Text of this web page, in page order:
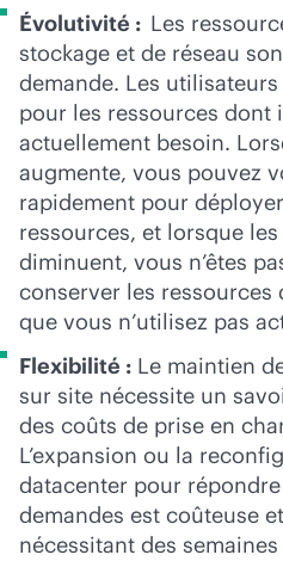
Évolutivité : Les
stockage et de réseau
demande. Les
pour les ressources dont
actuellement besoin.
augmente, vous pouvez
rapidement pour
ressources, et lorsque
diminuent, vous n’êtes
conserver les ressources
que vous n’utilisez pas
Flexibilité : Le maintien
sur site nécessite un
des coûts de prise en
L’expansion ou la
datacenter pour
demandes est coûteuse
nécessitant des